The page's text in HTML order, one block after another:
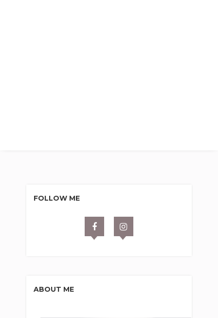
FOLLOW ME
ABOUT ME